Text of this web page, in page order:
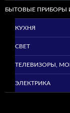
БЫТОВЫЕ ПРИБОРЫ
КУХНЯ
СВЕТ
ТЕЛЕВИЗОРЫ,
ЭЛЕКТРИКА